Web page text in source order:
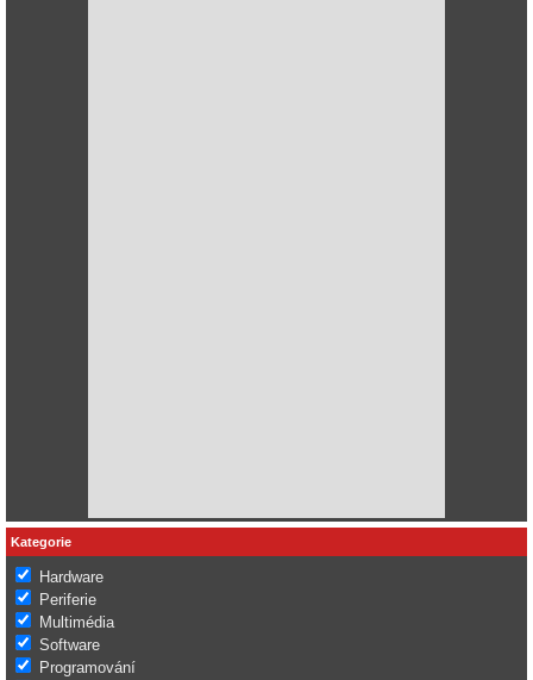
Kategorie
Hardware
Periferie
Multimédia
Software
Programování